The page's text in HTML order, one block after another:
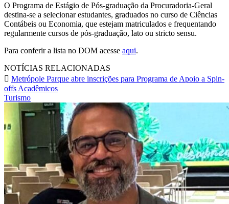
O Programa de Estágio de Pós-graduação da Procuradoria-Geral
destina-se a selecionar estudantes, graduados no curso de Ciências
Contábeis ou Economia, que estejam matriculados e frequentando
regularmente cursos de pós-graduação, lato ou stricto sensu.
Para conferir a lista no DOM acesse aqui.
NOTÍCIAS RELACIONADAS
Metrópole Parque abre inscrições para Programa de Apoio a Spin-
offs Acadêmicos
Turismo